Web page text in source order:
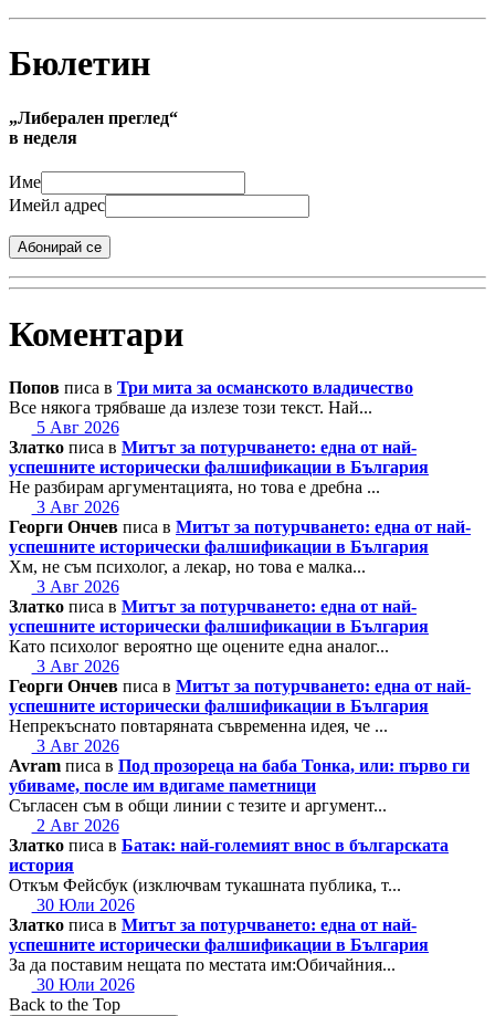
Бюлетин
„Либерален преглед“
в неделя
Име
Имейл адрес
Абонирай се
Коментари
Попов писа в Три мита за османското владичество
Все някога трябваше да излезе този текст. Най...
5 Авг 2026
Златко писа в Митът за потурчването: една от най-
успешните исторически фалшификации в България
Не разбирам аргументацията, но това е дребна ...
3 Авг 2026
Георги Ончев писа в Митът за потурчването: една от най-
успешните исторически фалшификации в България
Хм, не съм психолог, а лекар, но това е малка...
3 Авг 2026
Златко писа в Митът за потурчването: една от най-
успешните исторически фалшификации в България
Като психолог вероятно ще оцените една аналог...
3 Авг 2026
Георги Ончев писа в Митът за потурчването: една от най-
успешните исторически фалшификации в България
Непрекъснато повтаряната съвременна идея, че ...
3 Авг 2026
Avram писа в Под прозореца на баба Тонка, или: първо ги
убиваме, после им вдигаме паметници
Съгласен съм в общи линии с тезите и аргумент...
2 Авг 2026
Златко писа в Батак: най-големият внос в българската
история
Откъм Фейсбук (изключвам тукашната публика, т...
30 Юли 2026
Златко писа в Митът за потурчването: една от най-
успешните исторически фалшификации в България
За да поставим нещата по местата им:Обичайния...
30 Юли 2026
Back to the Top